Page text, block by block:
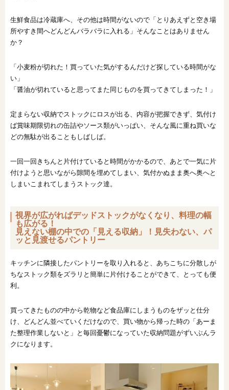
生鮮食品は冷蔵庫へ、その他は時間がないので「とりあえずと空き場
所やすき間へどんどんバラバラに入れる」そんなことはありません
か？
「小麦粉が切れた！買っていた気がするんだけど探している時間がな
い」
「醤油が切れていると思ってまた同じものを買ってきてしまった！」
定まらない収納でストックにロスが出る、内容が把握できず、気付け
ば賞味期限切れの缶詰やソース類がいっぱい、そんな風に重ね買いな
どの無駄が出ることもしばしば。
一回一回きちんと片付けていると時間がかかるので、あとで一気に片
付けようと思いながら隙間を埋めてしまい、気付かぬまま奥へ奥へと
しまいこまれてしまうストック達。
視界が広がればデッドストックがなくなり、料理の幅
も広がる！
見えない棚の中での「見える収納」！見失わない、パ
ッと見渡せるパントリー
キッチンに隣接したパントリーを取り入れると、あちこちに分散しが
ちなストック類をズラリと簡単に片付けることができて、とっても便
利。
買ってきたものの中から乾物など食品庫にしまうものをザッと仕分
け、どんどん並べていくだけなので、買い物から帰った時の「あーま
た整理作業しないと」と毎回憂鬱になっていた収納問題がずいぶんラ
クになります。